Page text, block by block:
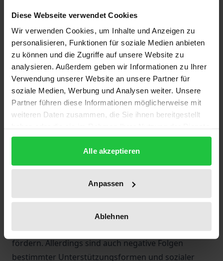
Diese Webseite verwendet Cookies
Wir verwenden Cookies, um Inhalte und Anzeigen zu
personalisieren, Funktionen für soziale Medien anbieten
zu können und die Zugriffe auf unsere Website zu
analysieren. Außerdem geben wir Informationen zu Ihrer
Verwendung unserer Website an unsere Partner für
soziale Medien, Werbung und Analysen weiter. Unsere
Partner führen diese Informationen möglicherweise mit
weiteren Daten zusammen, die Sie ihnen bereitgestellt
gesammelt haben.
Alle akzeptieren
Anpassen
Ablehnen
in ihrem Leben eine Haftstrafe verbüßen? Welche
Mechanismen können dazu beitragen, die
Belastungen der Inhaftierten im Jugendstrafvollzug
zu reduzieren und negativen Haftfolgen
entgegenzuwirken? Welchen Einfluss haben die
Mitinsassen und die Bediensteten der Anstalt auf
das Befinden und die normativen Überzeugungen
der Insassen? Diese Untersuchung greift diese
Beziehungen im Vollzug als auch die erlebte
Unterstützung als Schutzfaktoren dazu beitragen
können, Befindlichkeitsbeeinträchtigungen zu
vermeiden und den Resozialisierungsprozeß zu
fördern. Allerdings sind auch negative Folgen
bestimmter Unterstützungsformen und sozialer